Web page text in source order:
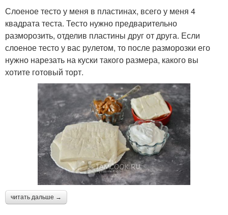
Слоеное тесто у меня в пластинах, всего у меня 4
квадрата теста. Тесто нужно предварительно
разморозить, отделив пластины друг от друга. Если
слоеное тесто у вас рулетом, то после разморозки его
нужно нарезать на куски такого размера, какого вы
хотите готовый торт.
читать дальше →